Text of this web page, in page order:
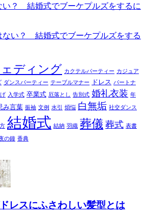
い？ 結婚式でブーケプルズをするに
ディング カクテルパーティー カジュア
ダンスパーティー テーブルマナー ドレス パートナ
入学式 卒業式 厄落とし 告別式 婚礼衣装 年
み言葉 振袖 文例 水引 煩悩 白無垢 社交ダンス
結婚式 結納 羽織 葬儀 葬式 表書
の鐘 香典
レスにふさわしい髪型とは